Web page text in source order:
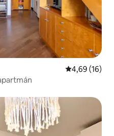
Priemerné
4,69 (16)